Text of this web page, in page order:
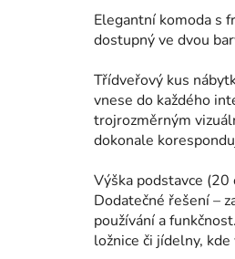
Elegantní komoda s
dostupný ve dvou
Třídveřový kus
vnese do každého
trojrozměrným
dokonale
Výška podstavce
Dodatečné řešení –
používání a
ložnice či jídelny,